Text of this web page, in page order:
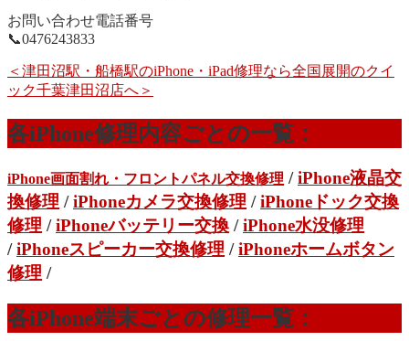
お問い合わせ電話番号
📞0476243833
＜津田沼駅・船橋駅のiPhone・iPad修理なら全国展開のクイ
ック千葉津田沼店へ＞
各iPhone修理内容ごとの一覧：
iPhone画面割れ・フロントパネル交換修理 /iPhone液晶交
換修理 /iPhoneカメラ交換修理 /iPhoneドック交換
修理 /iPhoneバッテリー交換 /iPhone水没修理
/iPhoneスピーカー交換修理 /iPhoneホームボタン
修理 /
各iPhone端末ごとの修理一覧：